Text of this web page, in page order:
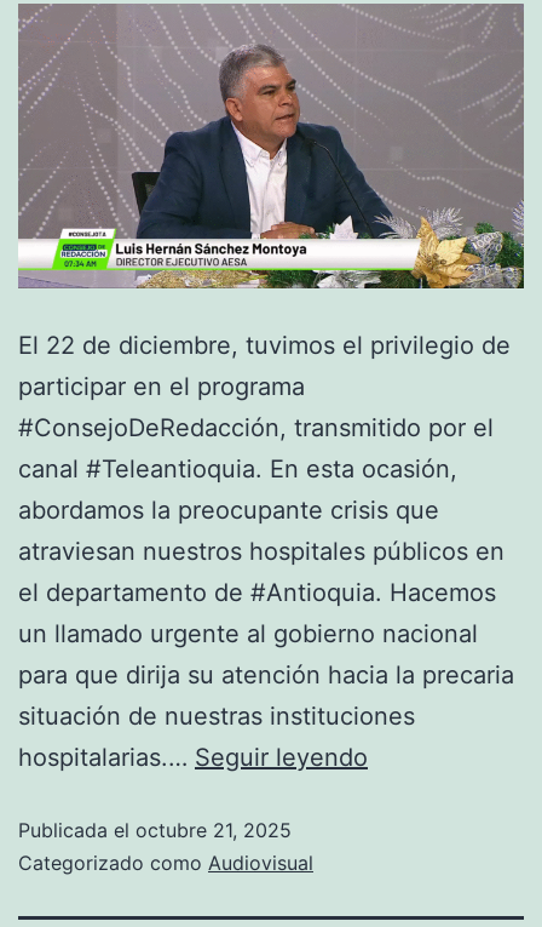
El 22 de diciembre, tuvimos el privilegio de
participar en el programa
#ConsejoDeRedacción, transmitido por el
canal #Teleantioquia. En esta ocasión,
abordamos la preocupante crisis que
atraviesan nuestros hospitales públicos en
el departamento de #Antioquia. Hacemos
un llamado urgente al gobierno nacional
para que dirija su atención hacia la precaria
situación de nuestras instituciones
hospitalarias.… Seguir leyendo
Publicada el octubre 21, 2025
Categorizado como Audiovisual